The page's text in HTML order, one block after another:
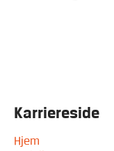
Karriereside
Hjem